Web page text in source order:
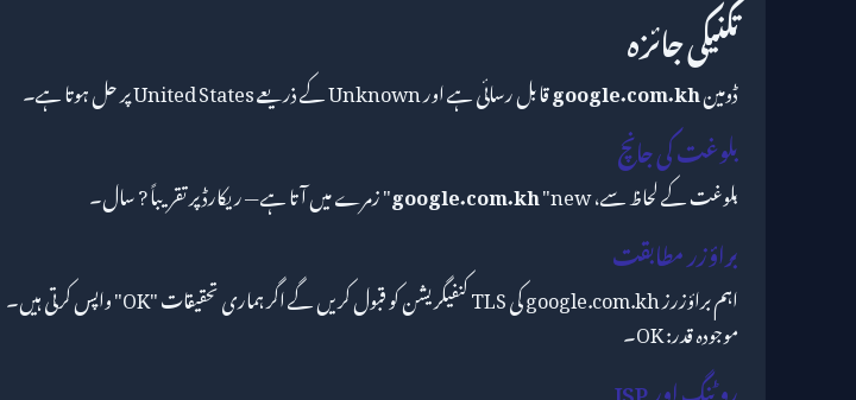
تکنیکی جائزہ
ڈومینgoogle.com.khقابل رسائی ہے اور Unknown کے ذریعے United States پر حل ہوتا ہے۔
بلوغت کی جانچ
بلوغت کے لحاظ سے، google.com.kh"new" زمرے میں آتا ہے — ریکارڈ پر تقریباً ? سال۔
براؤزر مطابقت
اہم براؤزرز google.com.kh کی TLS کنفیگریشن کو قبول کریں گے اگر ہماری تحقیقات "OK" واپس کرتی ہیں۔
موجودہ قدر: OK۔
روٹنگ اور ISP